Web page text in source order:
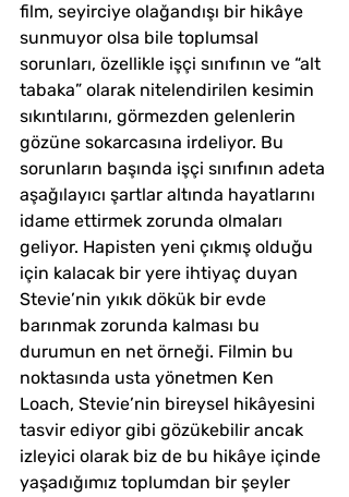
film, seyirciye olağandışı bir hikâye
sunmuyor olsa bile toplumsal
sorunları, özellikle işçi sınıfının ve “alt
tabaka” olarak nitelendirilen kesimin
sıkıntılarını, görmezden gelenlerin
gözüne sokarcasına irdeliyor. Bu
sorunların başında işçi sınıfının adeta
aşağılayıcı şartlar altında hayatlarını
idame ettirmek zorunda olmaları
geliyor. Hapisten yeni çıkmış olduğu
için kalacak bir yere ihtiyaç duyan
Stevie’nin yıkık dökük bir evde
barınmak zorunda kalması bu
durumun en net örneği. Filmin bu
noktasında usta yönetmen Ken
Loach, Stevie’nin bireysel hikâyesini
tasvir ediyor gibi gözükebilir ancak
izleyici olarak biz de bu hikâye içinde
yaşadığımız toplumdan bir şeyler